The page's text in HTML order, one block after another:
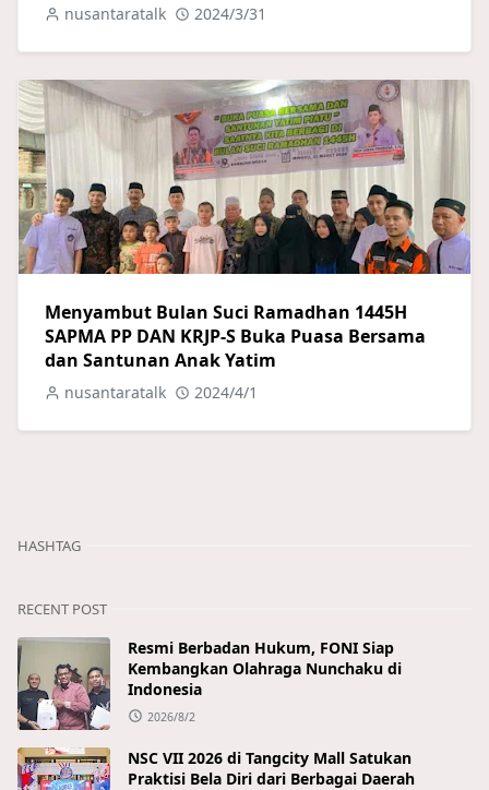
nusantaratalk 2024/3/31
Menyambut Bulan Suci Ramadhan 1445H
SAPMA PP DAN KRJP-S Buka Puasa Bersama
dan Santunan Anak Yatim
nusantaratalk 2024/4/1
HASHTAG
RECENT POST
Resmi Berbadan Hukum, FONI Siap
Kembangkan Olahraga Nunchaku di
Indonesia
2026/8/2
NSC VII 2026 di Tangcity Mall Satukan
Praktisi Bela Diri dari Berbagai Daerah